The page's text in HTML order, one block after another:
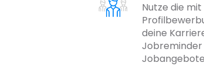
Nutze die
deine